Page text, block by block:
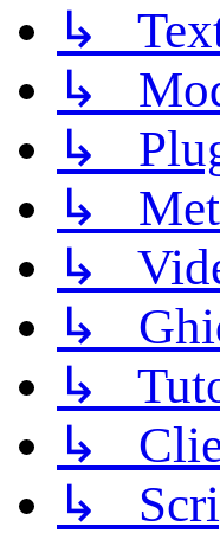
↳
↳
↳
↳
↳
↳
↳
↳
↳